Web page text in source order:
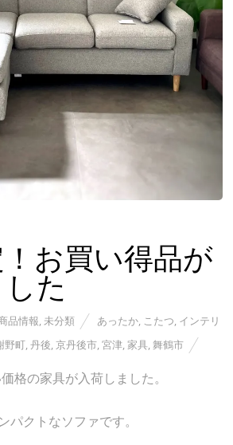
お買い得品が
た
品情報,未分類 あったか, こたつ, インテリ
野町,丹後,京丹後市,宮津,家具,舞鶴市
格の家具が入荷しました。
クトなソファです。